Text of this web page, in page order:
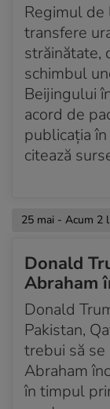
Regimul de
transfere
străinătate,
schimbul
Beijingului
acord de
publicația
citează
25 mai - Acum 2
Donald
Abraham
Donald
Pakistan,
trebui să
Abraham
în timpul